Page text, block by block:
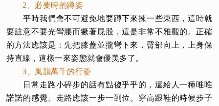
2、必要時的蹲姿
平時我們會不可避免地要蹲下來揀一些東西，這時就
要註意不要光彎腰而獗著屁股，這是非常不雅觀的。正確
的方法應該是：先把膝蓋並攏彎下來，臀部向上，上身保
持直線，這樣一來姿態就會優美多了。
3、風韻萬千的行姿
日常走路小碎步的話有點傻乎乎的，還給人一種唯唯
諾諾的感覺。走路應該一步一到位。穿高跟鞋的時候步子